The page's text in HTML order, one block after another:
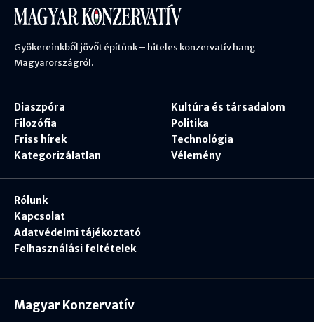
Gyökereinkből jövőt építünk – hiteles konzervatív hang
Magyarországról.
Diaszpóra
Filozófia
Friss hírek
Kategorizálatlan
Kultúra és társadalom
Politika
Technológia
Vélemény
Rólunk
Kapcsolat
Adatvédelmi tájékoztató
Felhasználási feltételek
Magyar Konzervatív